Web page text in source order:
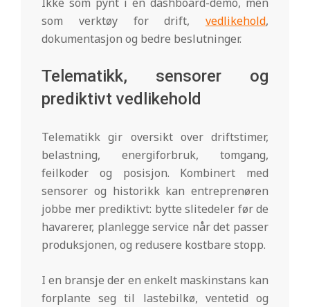
som verktøy for drift, vedlikehold,
dokumentasjon og bedre beslutninger.
Telematikk, sensorer og
prediktivt vedlikehold
Telematikk gir oversikt over driftstimer,
belastning, energiforbruk, tomgang,
feilkoder og posisjon. Kombinert med
sensorer og historikk kan entreprenøren
jobbe mer prediktivt: bytte slitedeler før de
havarerer, planlegge service når det passer
produksjonen, og redusere kostbare stopp.
I en bransje der en enkelt maskinstans kan
forplante seg til lastebilkø, ventetid og